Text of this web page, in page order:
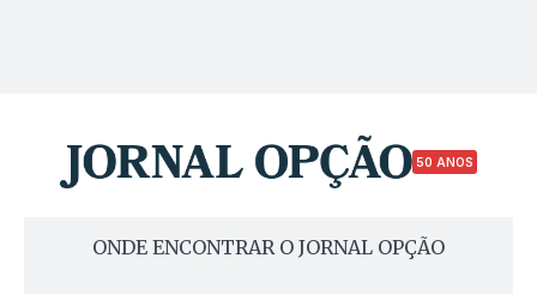
50 ANOS
ONDE ENCONTRAR O JORNAL OPÇÃO